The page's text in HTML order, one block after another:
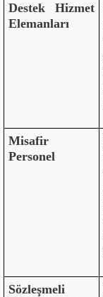
Destek Hizmet
Elemanları
Misafir
Personel
Sözleşmeli